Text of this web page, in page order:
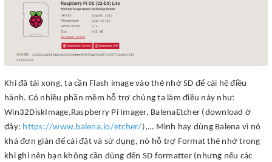
Khi đã tải xong, ta cần Flash image vào thẻ nhớ SD để cài hệ điều
hành. Có nhiều phần mềm hỗ trợ chúng ta làm điều này như:
Win32DiskImage,Raspberry Pi Imager, BalenaEtcher (download ở
đây: https://www.balena.io/etcher/),… Mình hay dùng Balena vì nó
khá đơn giản để cài đặt và sử dụng, nó hỗ trợ Format thẻ nhớ trong
khi ghi nên bạn không cần dùng đến SD formatter (nhưng nếu các